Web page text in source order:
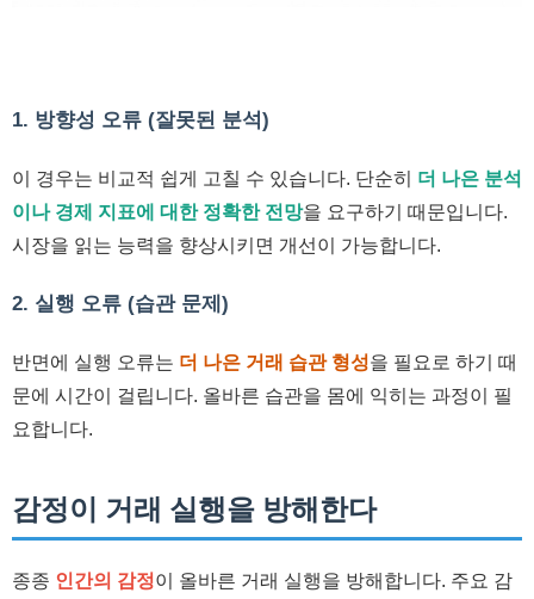
1. 방향성 오류 (잘못된 분석)
이 경우는 비교적 쉽게 고칠 수 있습니다. 단순히 더 나은 분석
이나 경제 지표에 대한 정확한 전망을 요구하기 때문입니다.
시장을 읽는 능력을 향상시키면 개선이 가능합니다.
2. 실행 오류 (습관 문제)
반면에 실행 오류는 더 나은 거래 습관 형성을 필요로 하기 때
문에 시간이 걸립니다. 올바른 습관을 몸에 익히는 과정이 필
요합니다.
감정이 거래 실행을 방해한다
종종 인간의 감정이 올바른 거래 실행을 방해합니다. 주요 감